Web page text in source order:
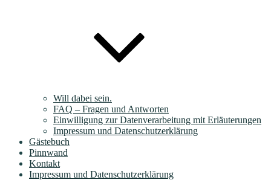
Will dabei sein.
FAQ – Fragen und Antworten
Einwilligung zur Datenverarbeitung mit Erläuterungen
Impressum und Datenschutzerklärung
Gästebuch
Pinnwand
Kontakt
Impressum und Datenschutzerklärung